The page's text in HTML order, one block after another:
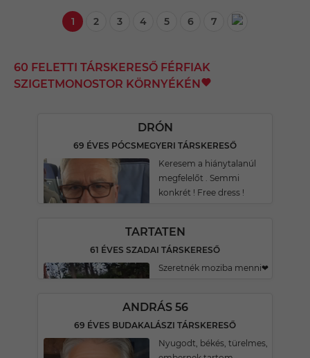
1 2 3 4 5 6 7
60 FELETTI TÁRSKERESŐ FÉRFIAK
SZIGETMONOSTOR KÖRNYÉKÉN
DRÓN
69 ÉVES PÓCSMEGYERI TÁRSKERESŐ
Keresem a hiánytalanúl
megfelelőt . Semmi
konkrét ! Free dress !
TARTATEN
61 ÉVES SZADAI TÁRSKERESŐ
Szeretnék moziba menni❤
ANDRÁS 56
69 ÉVES BUDAKALÁSZI TÁRSKERESŐ
Nyugodt, békés, türelmes,